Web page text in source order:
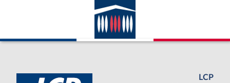
LCP